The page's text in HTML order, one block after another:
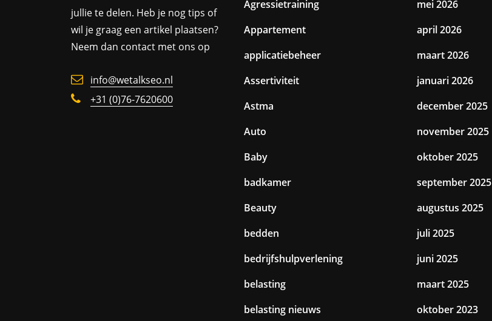
jullie te delen. Heb je nog tips of
wil je graag een artikel plaatsen?
Neem dan contact met ons op
info@wetalkseo.nl
+31 (0)76-7620600
Agressietraining
Appartement
applicatiebeheer
Assertiviteit
Astma
Auto
Baby
badkamer
Beauty
bedden
bedrijfshulpverlening
belasting
belasting nieuws
mei 2026
april 2026
maart 2026
januari 2026
december 2025
november 2025
oktober 2025
september 2025
augustus 2025
juli 2025
juni 2025
maart 2025
oktober 2023